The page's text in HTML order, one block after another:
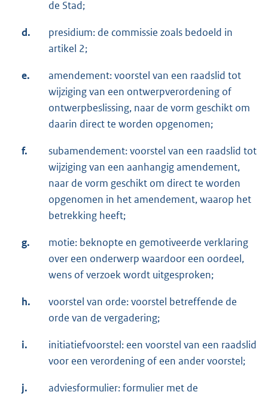
de Stad;
d.
presidium: de commissie zoals bedoeld in
artikel 2;
e.
amendement: voorstel van een raadslid tot
wijziging van een ontwerpverordening of
ontwerpbeslissing, naar de vorm geschikt om
daarin direct te worden opgenomen;
f.
subamendement: voorstel van een raadslid tot
wijziging van een aanhangig amendement,
naar de vorm geschikt om direct te worden
opgenomen in het amendement, waarop het
betrekking heeft;
g.
motie: beknopte en gemotiveerde verklaring
over een onderwerp waardoor een oordeel,
wens of verzoek wordt uitgesproken;
h.
voorstel van orde: voorstel betreffende de
orde van de vergadering;
i.
initiatiefvoorstel: een voorstel van een raadslid
voor een verordening of een ander voorstel;
j.
adviesformulier: formulier met de